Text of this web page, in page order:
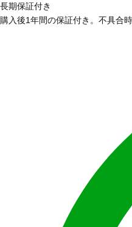
長期保証付き
購入後1年間の保証付き。不具合